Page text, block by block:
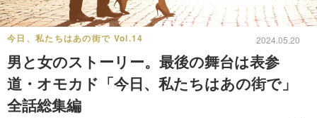
今日、私たちはあの街で Vol.14 2024.05.20
男と女のストーリー。最後の舞台は表参
道・オモカド「今日、私たちはあの街で」
全話総集編